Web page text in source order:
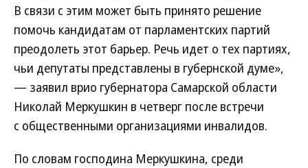
В связи с этим может быть принято решение
помочь кандидатам от парламентских партий
преодолеть этот барьер. Речь идет о тех партиях,
чьи депутаты представлены в губернской думе»,
— заявил врио губернатора Самарской области
Николай Меркушкин в четверг после встречи
с общественными организациями инвалидов.
По словам господина Меркушкина, среди